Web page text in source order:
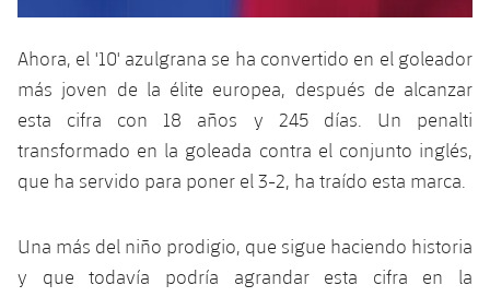
Jugadors
Fotos
Palmarés
Historia
Clasificaciones
Alevín
Calendario
Entradas
Clasificaciones
plusicon
más
Actualidad
Calendario
Jugadores
Base
plusicon
más
Actualidad
Junior
Campus Verano
PLUSICON
MÁS
Información general
plusicon
más
Ahora, el '10' azulgrana se ha convertido en el goleador
más joven de la élite europea, después de alcanzar
esta cifra con 18 años y 245 días. Un penalti
transformado en la goleada contra el conjunto inglés,
que ha servido para poner el 3-2, ha traído esta marca.
Una más del niño prodigio, que sigue haciendo historia
y que todavía podría agrandar esta cifra en la